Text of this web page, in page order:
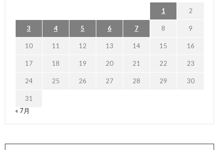
1 2
3 4 5 6 7 8 9
10 11 12 13 14 15 16
17 18 19 20 21 22 23
24 25 26 27 28 29 30
31
« 7月